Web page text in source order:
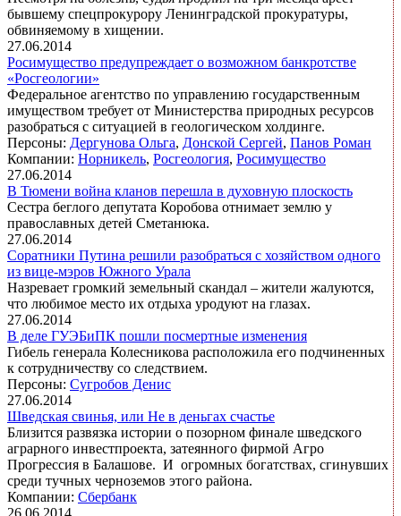
бывшему спецпрокурору Ленинградской прокуратуры,
обвиняемому в хищении.
27.06.2014
Росимущество предупреждает о возможном банкротстве
«Росгеологии»
Федеральное агентство по управлению государственным
имуществом требует от Министерства природных ресурсов
разобраться с ситуацией в геологическом холдинге.
Персоны: Дергунова Ольга, Донской Сергей, Панов Роман
Компании: Норникель, Росгеология, Росимущество
27.06.2014
В Тюмени война кланов перешла в духовную плоскость
Сестра беглого депутата Коробова отнимает землю у
православных детей Сметанюка.
27.06.2014
Соратники Путина решили разобраться с хозяйством одного
из вице-мэров Южного Урала
Назревает громкий земельный скандал – жители жалуются,
что любимое место их отдыха уродуют на глазах.
27.06.2014
В деле ГУЭБиПК пошли посмертные изменения
Гибель генерала Колесникова расположила его подчиненных
к сотрудничеству со следствием.
Персоны: Сугробов Денис
27.06.2014
Шведская свинья, или Не в деньгах счастье
Близится развязка истории о позорном финале шведского
аграрного инвестпроекта, затеянного фирмой Агро
Прогрессия в Балашове. И огромных богатствах, сгинувших
среди тучных черноземов этого района.
Компании: Сбербанк
26.06.2014